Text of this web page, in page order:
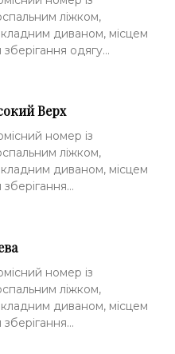
ліжком,
диваном, місцем
зберігання одягу…
Верх
номер із
ліжком,
диваном, місцем
зберігання…
номер із
ліжком,
диваном, місцем
зберігання…